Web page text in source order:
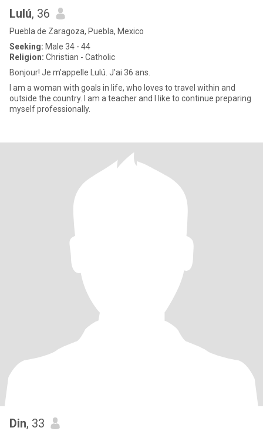
Lulú, 36
Puebla de Zaragoza, Puebla, Mexico
Seeking: Male 34 - 44
Religion: Christian - Catholic
Bonjour! Je m'appelle Lulú. J'ai 36 ans.
I am a woman with goals in life, who loves to travel within and
outside the country. I am a teacher and I like to continue preparing
myself professionally.
Din, 33